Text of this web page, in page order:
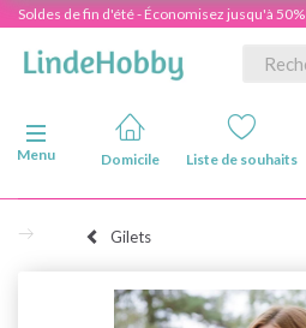
Soldes de fin d'été - Économisez jusqu'à 50%
Basculer la navigation
Menu
Domicile Liste de souhaits
Gilets